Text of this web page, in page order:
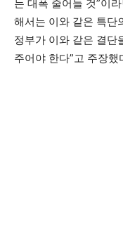
는 대폭 줄어들 것”이
해서는 이와 같은 특단
정부가 이와 같은 결단
주어야 한다”고 주장했